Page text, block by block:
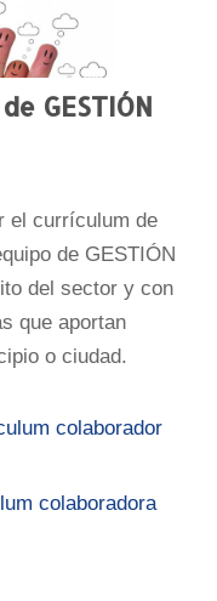
GESTIÓN
el currículum de
de GESTIÓN
del sector y con
que aportan
o ciudad.
colaborador
colaboradora